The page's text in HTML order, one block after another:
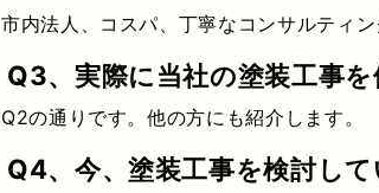
市内法人、コスパ、丁寧なコンサルティ
Q3、実際に当社の塗装工事
Q2の通りです。他の方にも紹介します。
Q4、今、塗装工事を検討し